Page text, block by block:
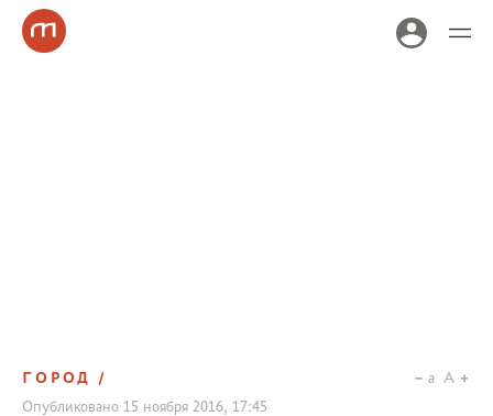
ГОРОД
Опубликовано 15 ноября 2016, 17:45
a A